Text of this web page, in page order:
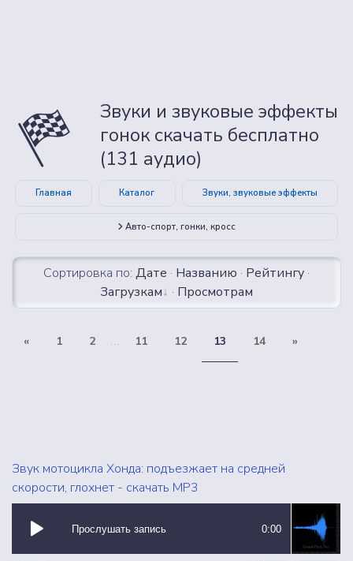
Звуки и звуковые эффекты
гонок скачать бесплатно
(131 аудио)
Главная Каталог Звуки, звуковые эффекты
Авто-спорт, гонки, кросс
Сортировка по: Дате · Названию · Рейтингу ·
Загрузкам
· Просмотрам
« 1 2 ... 11 12 13 14 »
Звук мотоцикла Хонда: подъезжает на средней
скорости, глохнет - скачать MP3
Прослушать запись 0:00